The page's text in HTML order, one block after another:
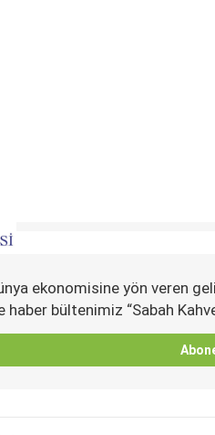
ekonomisine yön veren
haber bültenimiz “Sabah